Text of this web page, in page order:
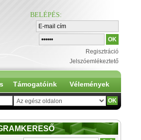
BELÉPÉS:
Regisztráció
Jelszóemlékeztető
Támogatóink Vélemények